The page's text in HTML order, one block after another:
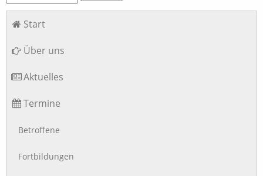
Navigation
Start
Über uns
Aktuelles
Termine
Betroffene
Fortbildungen